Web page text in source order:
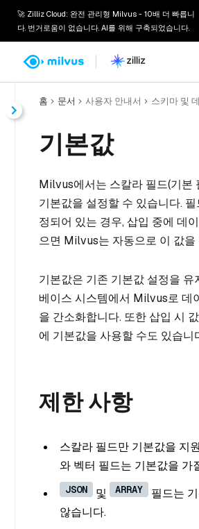
🚀 Zilliz Cloud: 완전 관리형 Milvus - 10배 더 빠릅니
다. 번거로움이 없습니다. AI를 위해 구축되었습니다.
홈 문서 사용자 안내서 스키마 및
기본값
Milvus에서는 스칼라 필드(기본
기본값을 설정할 수 있습니다.
정되어 있는 경우, 삽입 중에 데
으면 Milvus는 자동으로 이 값을
기본값은 기존 기본값 설정을 유
베이스 시스템에서 Milvus로 데
을 간소화합니다. 또한 삽입 시
에 기본값을 사용할 수도 있습니
제한 사항
스칼라 필드만 기본값을 지
와 벡터 필드는 기본값을 가
JSON 및 ARRAY
필드는
않습니다.